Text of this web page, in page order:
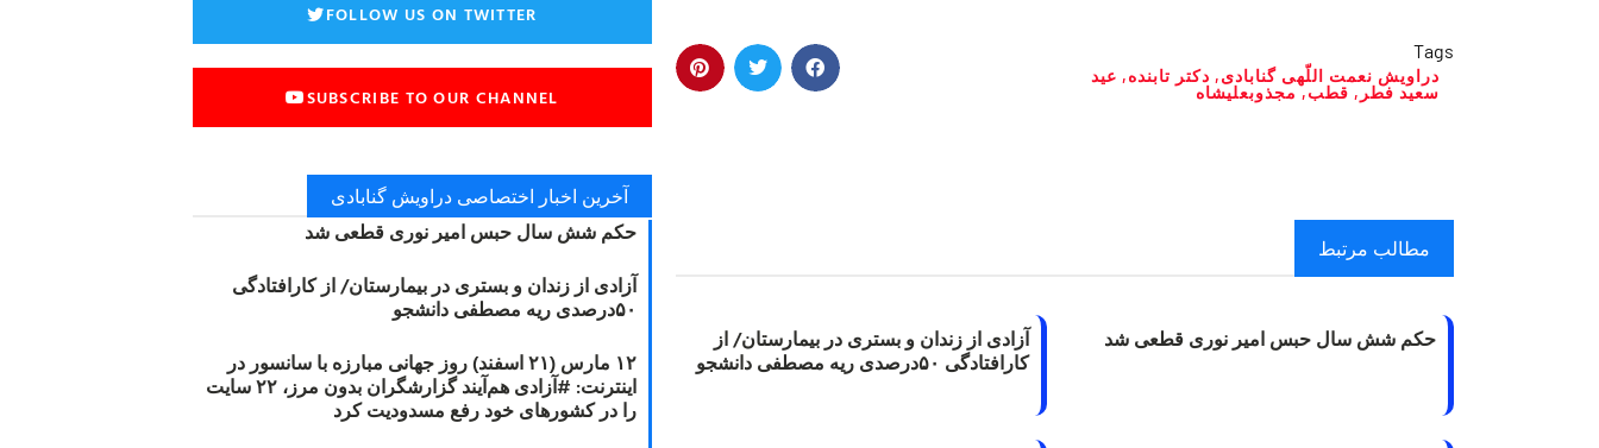
Tags
دراویش نعمت اللّهی گنابادی, دکتر تابنده, عید
سعید فطر , قطب, مجذوبعلیشاه
مطالب مرتبط
حکم شش سال حبس امیر نوری قطعی شد
آزادی از زندان و بستری در بیمارستان/ از
کارافتادگی ۵۰درصدی ریه مصطفی دانشجو
FOLLOW US ON TWITTER
SUBSCRIBE TO OUR CHANNEL
آخرین اخبار اختصاصی دراویش گنابادی
حکم شش سال حبس امیر نوری قطعی شد
آزادی از زندان و بستری در بیمارستان/ از کارافتادگی
۵۰درصدی ریه مصطفی دانشجو
۱۲ مارس (۲۱ اسفند) روز جهانی مبارزه با سانسور در
اینترنت: #آزادی هم‌آیند گزارشگران‌ بدون مرز، ۲۲ سایت
را در کشورهای خود رفع مسدودیت کرد